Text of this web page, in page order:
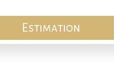
Estimation